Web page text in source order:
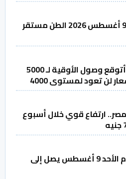
سعر الحديد اليوم الأحد 9 أغسطس 2026 الطن مستقر
مستشار شعبة الذهب: أتوقع وصول الأوقية لـ 5000
لن تعود لمستوى 4000
ارتفاع قوي خلال أسبوع
سعر الذهب عيار 14 اليوم الأحد 9 أغسطس يصل إلى